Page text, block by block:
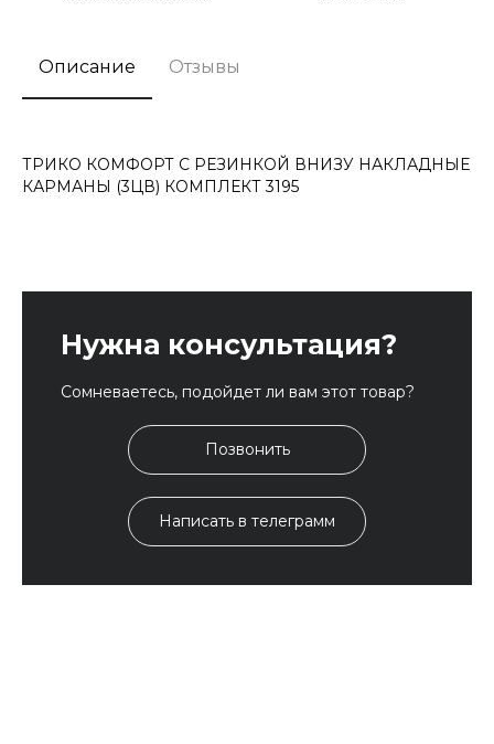
Описание Отзывы
ТРИКО КОМФОРТ С РЕЗИНКОЙ ВНИЗУ НАКЛАДНЫЕ
КАРМАНЫ (3ЦВ) КОМПЛЕКТ 3195
Нужна консультация?
Сомневаетесь, подойдет ли вам этот товар?
Позвонить
Написать в телеграмм